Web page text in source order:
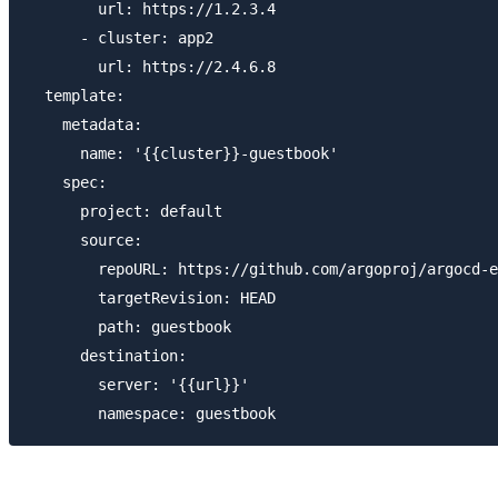
        url: https://1.2.3.4
      - cluster: app2
        url: https://2.4.6.8
  template:
    metadata:
      name: '{{cluster}}-guestbook'
    spec:
      project: default
      source:
repoURL: https://github.com/argoproj/argocd-
        targetRevision: HEAD
        path: guestbook
      destination:
        server: '{{url}}'